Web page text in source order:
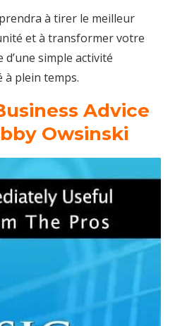
à tirer le meilleur
et à transformer votre
simple activité
à plein temps.
Advice
Owsinski